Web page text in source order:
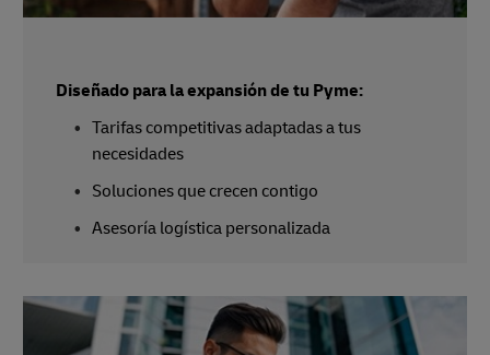
Diseñado para la expansión de tu Pyme:
Tarifas competitivas adaptadas a tus
necesidades
Soluciones que crecen contigo
Asesoría logística personalizada